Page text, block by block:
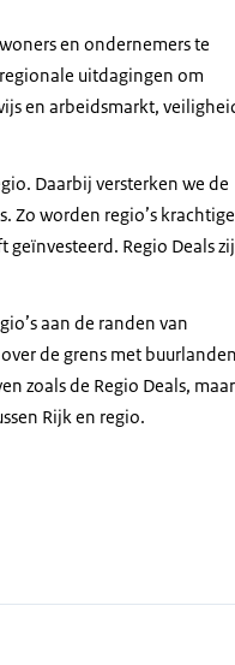
en ondernemers te
uitdagingen om
en arbeidsmarkt,
Daarbij versterken we de
Zo worden regio’s
Regio Deals
aan de randen van
de grens met
zoals de Regio Deals, maar
Rijk en regio.